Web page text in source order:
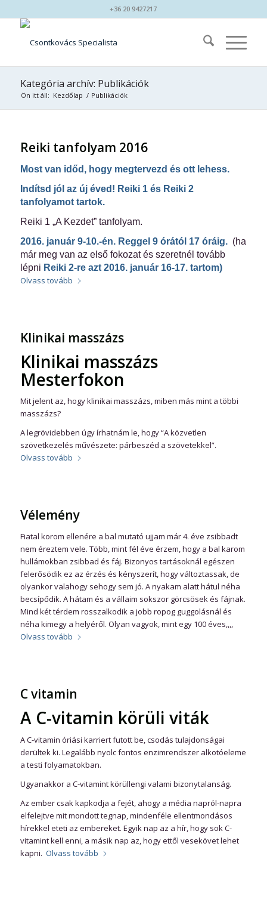
+36 20 9427217
Kategória archív: Publikációk
Ön itt áll: Kezdőlap / Publikációk
Reiki tanfolyam 2016
Most van időd, hogy megtervezd és ott lehess.
Indítsd jól az új éved! Reiki 1 és Reiki 2
tanfolyamot tartok.
Reiki 1 „A Kezdet” tanfolyam.
2016. január 9-10.-én. Reggel 9 órától 17 óráig. (ha
már meg van az első fokozat és szeretnél tovább
lépni Reiki 2-re azt 2016. január 16-17. tartom)
Olvass tovább
Klinikai masszázs
Klinikai masszázs
Mesterfokon
Mit jelent az, hogy klinikai masszázs, miben más mint a többi
masszázs?
A legrövidebben úgy írhatnám le, hogy “A közvetlen
szövetkezelés művészete: párbeszéd a szövetekkel”.
Olvass tovább
Vélemény
Fiatal korom ellenére a bal mutató ujjam már 4. éve zsibbadt
nem éreztem vele. Több, mint fél éve érzem, hogy a bal karom
hullámokban zsibbad és fáj. Bizonyos tartásoknál egészen
felerősödik ez az érzés és kényszerít, hogy változtassak, de
olyankor valahogy sehogy sem jó. A nyakam alatt hátul néha
becsípődik. A hátam és a vállaim sokszor görcsösek és fájnak.
Mind két térdem rosszalkodik a jobb ropog guggolásnál és
néha kimegy a helyéről. Olyan vagyok, mint egy 100 éves,,,,
Olvass tovább
C vitamin
A C-vitamin körüli viták
A C-vitamin óriási karriert futott be, csodás tulajdonságai
derültek ki. Legalább nyolc fontos enzimrendszer alkotóeleme
a testi folyamatokban.
Ugyanakkor a C-vitamint körüllengi valami bizonytalanság.
Az ember csak kapkodja a fejét, ahogy a média napról-napra
elfelejtve mit mondott tegnap, mindenféle ellentmondásos
hírekkel eteti az embereket. Egyik nap az a hír, hogy sok C-
vitamint kell enni, a másik nap az, hogy ettől vesekövet lehet
kapni. Olvass tovább